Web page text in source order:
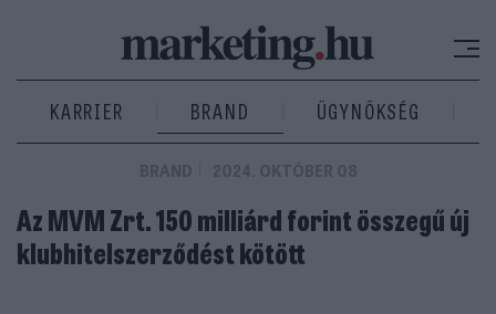
KARRIER BRAND ÜGYNÖKSÉG
Az MVM Zrt. 150 milliárd forint összegű új
klubhitelszerződést kötött